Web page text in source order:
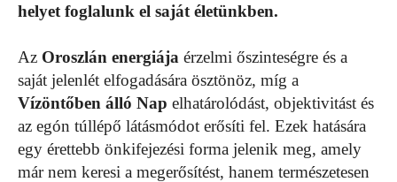
helyet foglalunk el saját életünkben.
Az Oroszlán energiája érzelmi őszinteségre és a
saját jelenlét elfogadására ösztönöz, míg a
Vízöntőben álló Nap elhatárolódást, objektivitást és
az egón túllépő látásmódot erősíti fel. Ezek hatására
egy érettebb önkifejezési forma jelenik meg, amely
már nem keresi a megerősítést, hanem természetesen